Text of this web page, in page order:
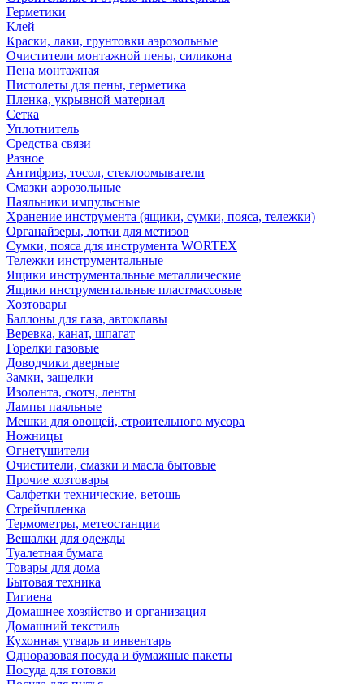
Герметики
Клей
Краски, лаки, грунтовки аэрозольные
Очистители монтажной пены, силикона
Пена монтажная
Пистолеты для пены, герметика
Пленка, укрывной материал
Сетка
Уплотнитель
Средства связи
Разное
Антифриз, тосол, стеклоомыватели
Смазки аэрозольные
Паяльники импульсные
Хранение инструмента (ящики, сумки, пояса, тележки)
Органайзеры, лотки для метизов
Сумки, пояса для инструмента WORTEX
Тележки инструментальные
Ящики инструментальные металлические
Ящики инструментальные пластмассовые
Хозтовары
Баллоны для газа, автоклавы
Веревка, канат, шпагат
Горелки газовые
Доводчики дверные
Замки, защелки
Изолента, скотч, ленты
Лампы паяльные
Мешки для овощей, строительного мусора
Ножницы
Огнетушители
Очистители, смазки и масла бытовые
Прочие хозтовары
Салфетки технические, ветошь
Стрейчпленка
Термометры, метеостанции
Вешалки для одежды
Туалетная бумага
Товары для дома
Бытовая техника
Гигиена
Домашнее хозяйство и организация
Домашний текстиль
Кухонная утварь и инвентарь
Одноразовая посуда и бумажные пакеты
Посуда для готовки